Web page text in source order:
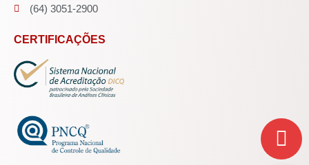
(64) 3051-2900
CERTIFICAÇÕES